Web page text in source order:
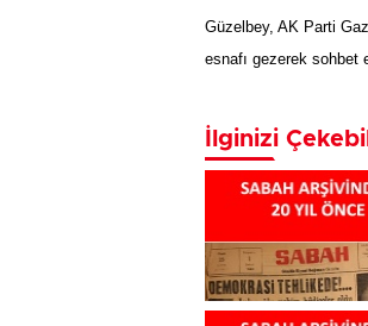
Güzelbey, AK Parti
esnafı gezerek sohbet
İlginizi